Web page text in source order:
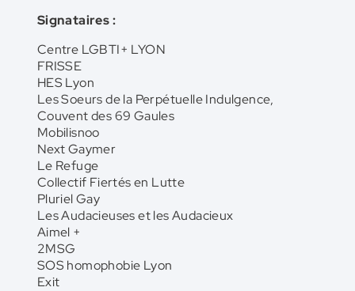
Signataires :
Centre LGBTI+ LYON
FRISSE
HES Lyon
Les Soeurs de la Perpétuelle Indulgence,
Couvent des 69 Gaules
Mobilisnoo
Next Gaymer
Le Refuge
Collectif Fiertés en Lutte
Pluriel Gay
Les Audacieuses et les Audacieux
Aimel +
2MSG
SOS homophobie Lyon
Exit